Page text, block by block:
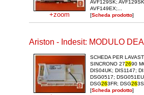
+zoom
AVF129SK;
AVF149EX;...
[Scheda prodotto]
Ariston - Indesit: MODULO
SCHEDA PER
SINCRONO 272690
DIS04UK; DIS1147;
DSG0517;
DSG263FR; DSG26
[Scheda prodotto]